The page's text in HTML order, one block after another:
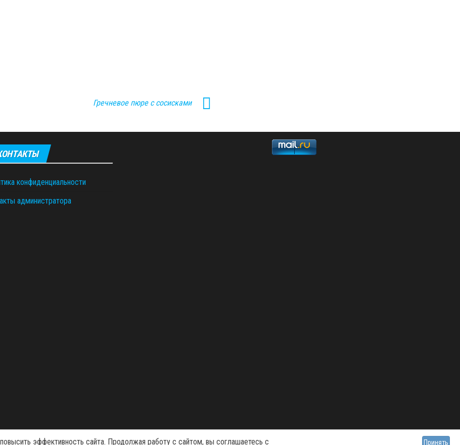
Гречневое пюре с сосисками
конфиденциальности
администратора
Сайт работает наWordPress Envo Magazine
эффективность сайта. Продолжая работу с сайтом, вы соглашаетесь с Принять